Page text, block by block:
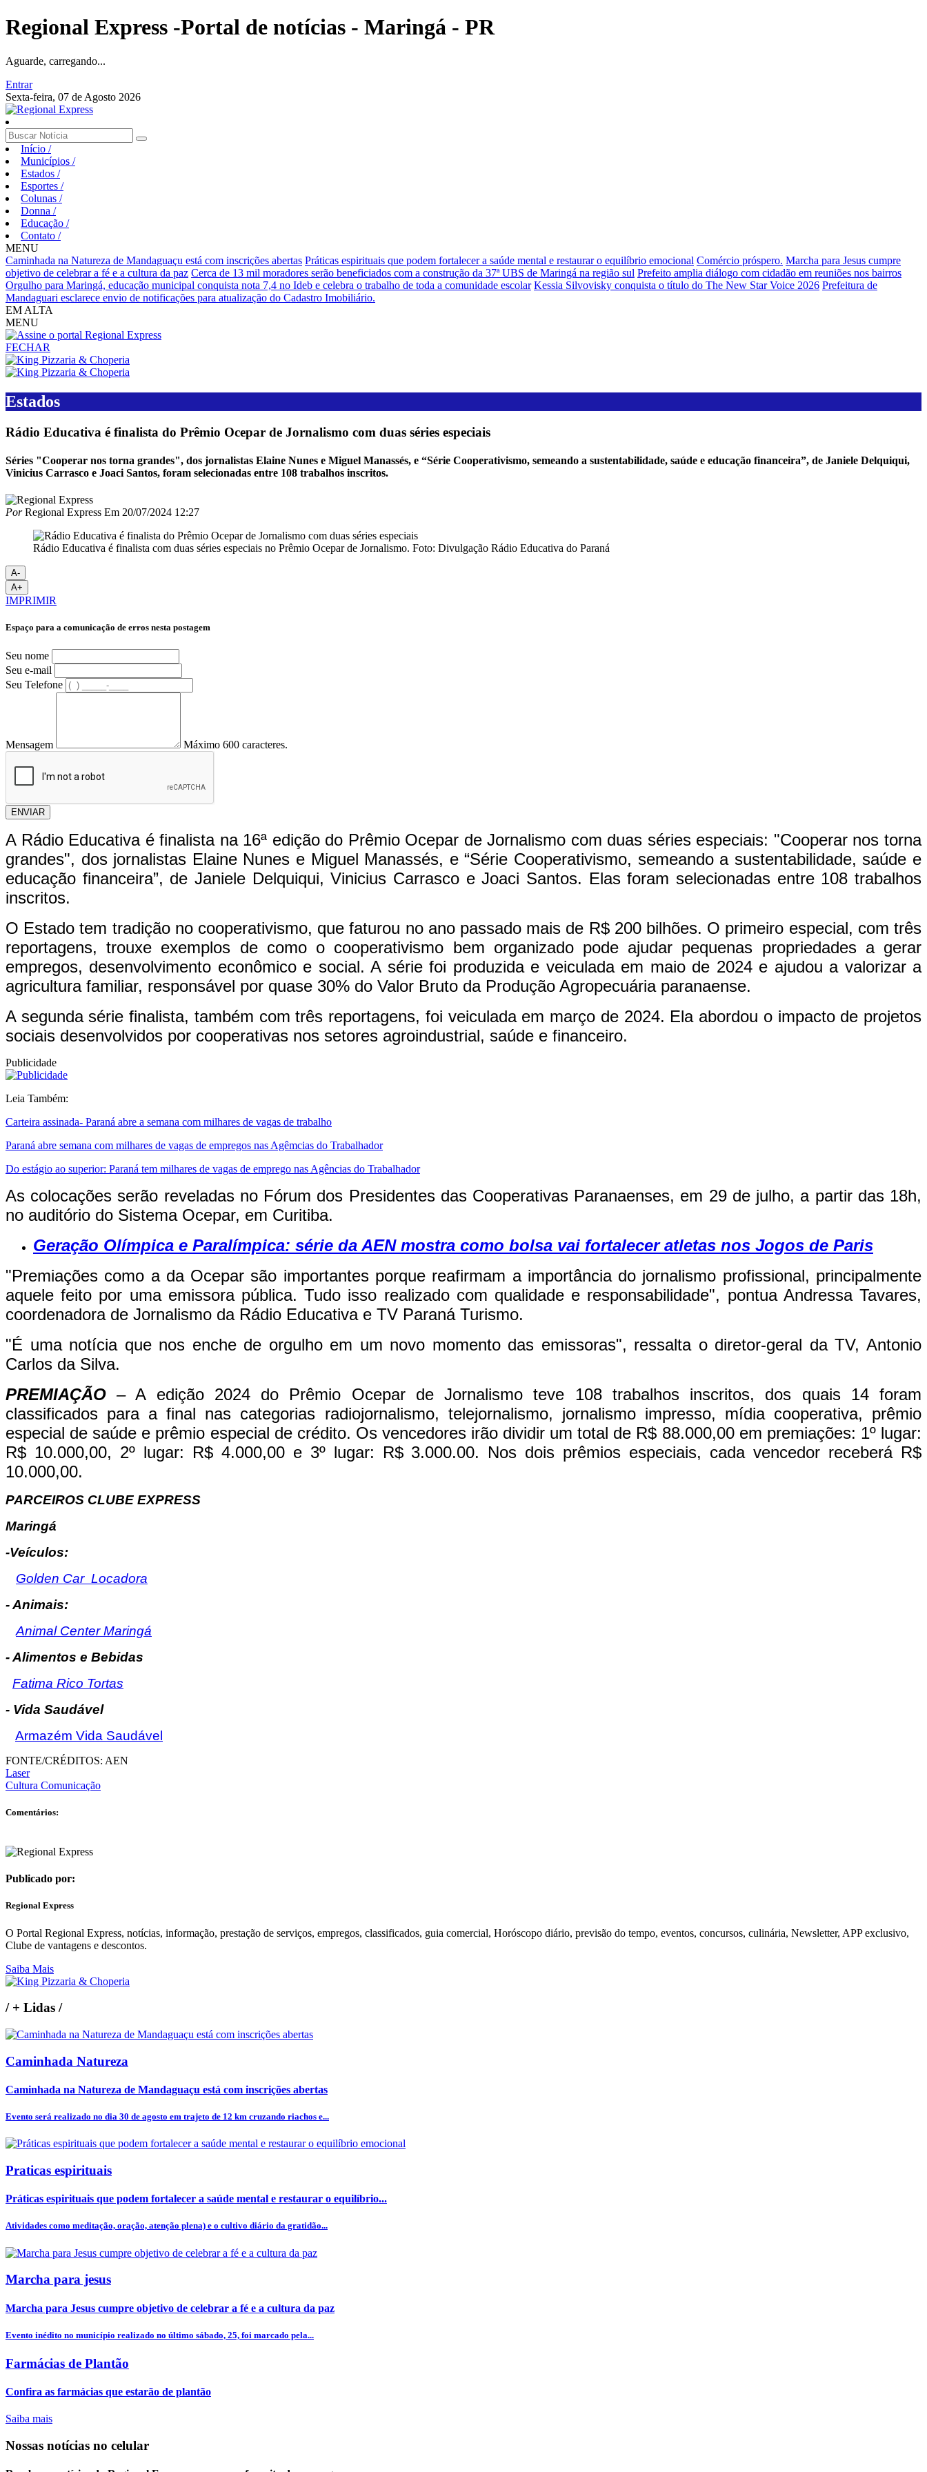
Regional Express -Portal de notícias - Maringá - PR
Aguarde, carregando...
Entrar
Sexta-feira, 07 de Agosto 2026
Início /
Municípios /
Estados /
Esportes /
Colunas /
Donna /
Educação /
Contato /
MENU
Caminhada na Natureza de Mandaguaçu está com inscrições abertas Práticas espirituais que podem fortalecer a saúde mental e restaurar o equilíbrio emocional Comércio próspero. Marcha para Jesus cumpre
objetivo de celebrar a fé e a cultura da paz Cerca de 13 mil moradores serão beneficiados com a construção da 37ª UBS de Maringá na região sul Prefeito amplia diálogo com cidadão em reuniões nos bairros
Orgulho para Maringá, educação municipal conquista nota 7,4 no Ideb e celebra o trabalho de toda a comunidade escolar Kessia Silvovisky conquista o título do The New Star Voice 2026 Prefeitura de
Mandaguari esclarece envio de notificações para atualização do Cadastro Imobiliário.
EM ALTA
MENU
FECHAR
Estados
Rádio Educativa é finalista do Prêmio Ocepar de Jornalismo com duas séries especiais
Séries "Cooperar nos torna grandes", dos jornalistas Elaine Nunes e Miguel Manassés, e “Série Cooperativismo, semeando a sustentabilidade, saúde e educação financeira”, de Janiele Delquiqui,
Vinicius Carrasco e Joaci Santos, foram selecionadas entre 108 trabalhos inscritos.
PorRegional Express Em 20/07/2024 12:27
Rádio Educativa é finalista com duas séries especiais no Prêmio Ocepar de Jornalismo. Foto: Divulgação Rádio Educativa do Paraná
A-
A+
IMPRIMIR
Espaço para a comunicação de erros nesta postagem
Seu nome
Seu e-mail
Seu Telefone
Mensagem Máximo 600 caracteres.
ENVIAR
A Rádio Educativa é finalista na 16ª edição do Prêmio Ocepar de Jornalismo com duas séries especiais: "Cooperar nos torna
grandes", dos jornalistas Elaine Nunes e Miguel Manassés, e “Série Cooperativismo, semeando a sustentabilidade, saúde e
educação financeira”, de Janiele Delquiqui, Vinicius Carrasco e Joaci Santos. Elas foram selecionadas entre 108 trabalhos
inscritos.
O Estado tem tradição no cooperativismo, que faturou no ano passado mais de R$ 200 bilhões. O primeiro especial, com três
reportagens, trouxe exemplos de como o cooperativismo bem organizado pode ajudar pequenas propriedades a gerar
empregos, desenvolvimento econômico e social. A série foi produzida e veiculada em maio de 2024 e ajudou a valorizar a
agricultura familiar, responsável por quase 30% do Valor Bruto da Produção Agropecuária paranaense.
A segunda série finalista, também com três reportagens, foi veiculada em março de 2024. Ela abordou o impacto de projetos
sociais desenvolvidos por cooperativas nos setores agroindustrial, saúde e financeiro.
Publicidade
Leia Também:
Carteira assinada- Paraná abre a semana com milhares de vagas de trabalho
Paraná abre semana com milhares de vagas de empregos nas Agêmcias do Trabalhador
Do estágio ao superior: Paraná tem milhares de vagas de emprego nas Agências do Trabalhador
As colocações serão reveladas no Fórum dos Presidentes das Cooperativas Paranaenses, em 29 de julho, a partir das 18h,
no auditório do Sistema Ocepar, em Curitiba.
Geração Olímpica e Paralímpica: série da AEN mostra como bolsa vai fortalecer atletas nos Jogos de Paris
"Premiações como a da Ocepar são importantes porque reafirmam a importância do jornalismo profissional, principalmente
aquele feito por uma emissora pública. Tudo isso realizado com qualidade e responsabilidade", pontua Andressa Tavares,
coordenadora de Jornalismo da Rádio Educativa e TV Paraná Turismo.
"É uma notícia que nos enche de orgulho em um novo momento das emissoras", ressalta o diretor-geral da TV, Antonio
Carlos da Silva.
PREMIAÇÃO–A edição 2024 do Prêmio Ocepar de Jornalismo teve 108 trabalhos inscritos, dos quais 14 foram
classificados para a final nas categorias radiojornalismo, telejornalismo, jornalismo impresso, mídia cooperativa, prêmio
especial de saúde e prêmio especial de crédito. Os vencedores irão dividir um total de R$ 88.000,00 em premiações: 1º lugar:
R$ 10.000,00, 2º lugar: R$ 4.000,00 e 3º lugar: R$ 3.000.00. Nos dois prêmios especiais, cada vencedor receberá R$
10.000,00.
PARCEIROS CLUBE EXPRESS
Maringá
-Veículos:
Golden Car Locadora
- Animais:
Animal Center Maringá
- Alimentos e Bebidas
Fatima Rico Tortas
- Vida Saudável
Armazém Vida Saudável
FONTE/CRÉDITOS: AEN
Laser
Cultura Comunicação
Comentários:
Publicado por:
Regional Express
O Portal Regional Express, notícias, informação, prestação de serviços, empregos, classificados, guia comercial, Horóscopo diário, previsão do tempo, eventos, concursos, culinária, Newsletter, APP exclusivo,
Clube de vantagens e descontos.
Saiba Mais
/+ Lidas /
Caminhada Natureza
Caminhada na Natureza de Mandaguaçu está com inscrições abertas
Evento será realizado no dia 30 de agosto em trajeto de 12 km cruzando riachos e...
Praticas espirituais
Práticas espirituais que podem fortalecer a saúde mental e restaurar o equilíbrio...
Atividades como meditação, oração, atenção plena) e o cultivo diário da gratidão...
Marcha para jesus
Marcha para Jesus cumpre objetivo de celebrar a fé e a cultura da paz
Evento inédito no município realizado no último sábado, 25, foi marcado pela...
Farmácias de Plantão
Confira as farmácias que estarão de plantão
Saiba mais
Nossas notícias no celular